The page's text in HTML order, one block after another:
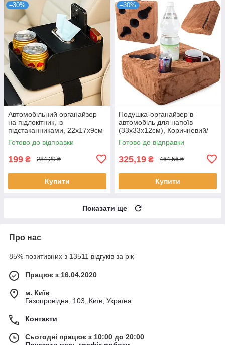
–30%
Автомобільний органайзер
на підлокітник, із
підстаканниками, 22х17х9см
/ Органайзер підстаканник в
авто / Органайзер в машину
Готово до відправки
199 ₴ 284,29 ₴
Купити
–30%
Подушка-органайзер в
автомобіль для напоїв
(33х33х12см), Коричневий/
М'який підсклянник для
машини/
Готово до відправки
325,19 ₴ 464,56 ₴
Купити
Показати ще
Про нас
85% позитивних з 13511 відгуків за рік
Працює з 16.04.2020
м. Київ
Газопровідна, 103, Київ, Україна
Контакти
Сьогодні працює з 10:00 до 20:00